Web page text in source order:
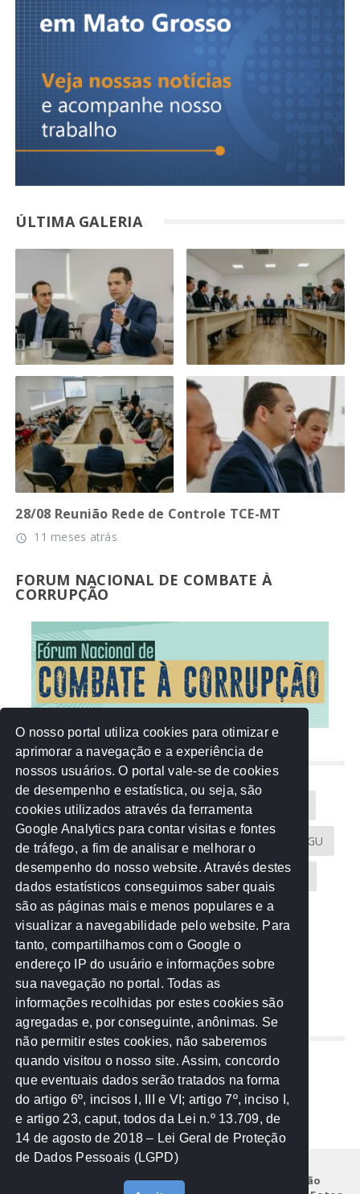
ÚLTIMA GALERIA
28/08 Reunião Rede de Controle TCE-MT
access_time 11 meses atrás
FORUM NACIONAL DE COMBATE À
CORRUPÇÃO
NUVEM DE TAGS
Acontece na Rede AGU AMM
Atricon Audicom CAU-MT CGU
CREA-MT Eventos MPC-MT MPE-MT
MPF Notícias PF PGE-MT PGR
Receita Federal Sem categoria
TCE-MT TCU TRE
REDE NOS ESTADOS
Mato Grosso do Sul
Paraná
Nacional
Institucional
Legislação
O nosso portal utiliza cookies para otimizar e
aprimorar a navegação e a experiência de
nossos usuários. O portal vale-se de cookies
de desempenho e estatística, ou seja, são
cookies utilizados através da ferramenta
Google Analytics para contar visitas e fontes
de tráfego, a fim de analisar e melhorar o
desempenho do nosso website. Através destes
dados estatísticos conseguimos saber quais
são as páginas mais e menos populares e a
visualizar a navegabilidade pelo website. Para
tanto, compartilhamos com o Google o
endereço IP do usuário e informações sobre
sua navegação no portal. Todas as
informações recolhidas por estes cookies são
agregadas e, por conseguinte, anônimas. Se
não permitir estes cookies, não saberemos
quando visitou o nosso site. Assim, concordo
que eventuais dados serão tratados na forma
do artigo 6º, incisos I, III e VI; artigo 7º, inciso I,
e artigo 23, caput, todos da Lei n.º 13.709, de
14 de agosto de 2018 – Lei Geral de Proteção
de Dados Pessoais (LGPD)